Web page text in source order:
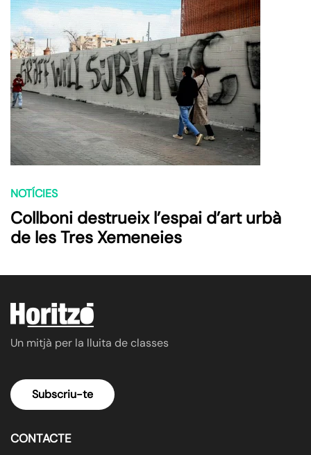
NOTÍCIES
Collboni destrueix l’espai d’art urbà
de les Tres Xemeneies
Un mitjà per la lluita de classes
Subscriu-te
CONTACTE